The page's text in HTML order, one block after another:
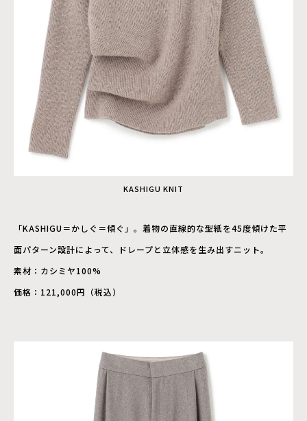
KASHIGU KNIT
「KASHIGU＝かしぐ＝傾ぐ」。着物の直線的な型紙を45度傾けた平
面パターン設計によって、ドレープと立体感を生み出すニット。
素材：カシミヤ100%
価格：121,000円（税込）